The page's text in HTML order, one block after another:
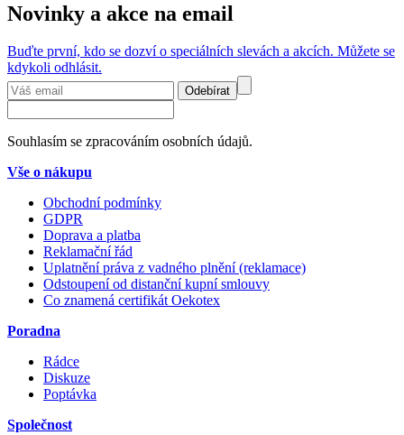
Novinky a akce na email
Buďte první, kdo se dozví o speciálních slevách a akcích. Můžete se
kdykoli odhlásit.
Odebírat
Souhlasím se zpracováním osobních údajů.
Vše o nákupu
Obchodní podmínky
GDPR
Doprava a platba
Reklamační řád
Uplatnění práva z vadného plnění (reklamace)
Odstoupení od distanční kupní smlouvy
Co znamená certifikát Oekotex
Poradna
Rádce
Diskuze
Poptávka
Společnost